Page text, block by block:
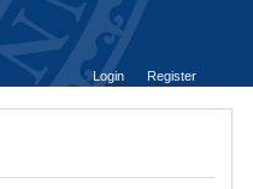
Login
Register